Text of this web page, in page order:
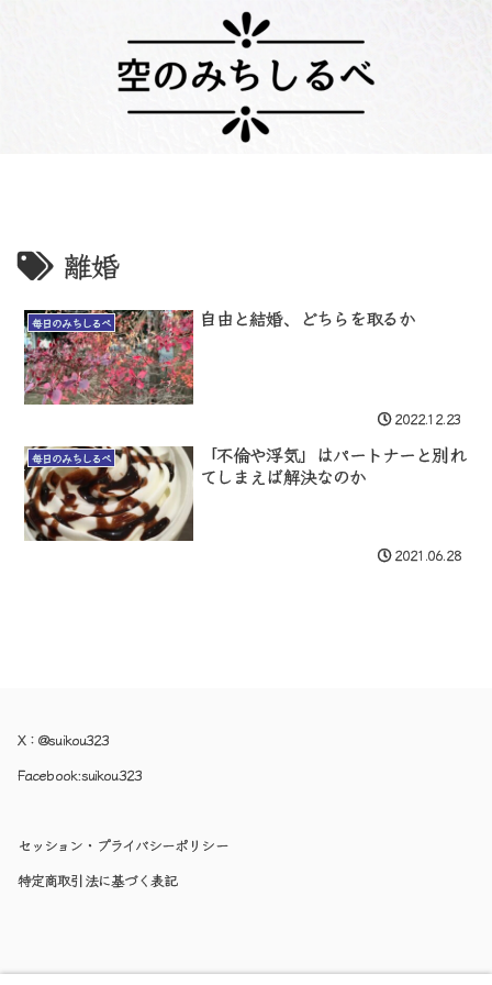
離婚
毎日のみちしるべ 自由と結婚、どちらを取るか
2022.12.23
毎日のみちしるべ
「不倫や浮気」はパートナーと別れ
てしまえば解決なのか
2021.06.28
X：@suikou323
Facebook:suikou323
セッション・プライバシーポリシー
特定商取引法に基づく表記